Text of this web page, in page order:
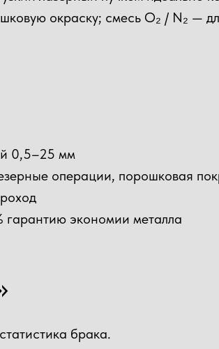
окраску; смесь O₂ / N₂ —
0,5–25 мм
операции, порошковая
экономии металла
брака.